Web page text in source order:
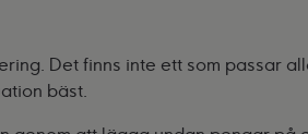
Det finns inte ett som passar
bäst.